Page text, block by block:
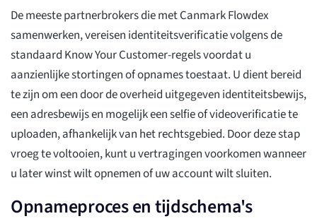
De meeste partnerbrokers die met Canmark Flowdex
samenwerken, vereisen identiteitsverificatie volgens de
standaard Know Your Customer-regels voordat u
aanzienlijke stortingen of opnames toestaat. U dient bereid
te zijn om een door de overheid uitgegeven identiteitsbewijs,
een adresbewijs en mogelijk een selfie of videoverificatie te
uploaden, afhankelijk van het rechtsgebied. Door deze stap
vroeg te voltooien, kunt u vertragingen voorkomen wanneer
u later winst wilt opnemen of uw account wilt sluiten.
Opnameproces en tijdschema's